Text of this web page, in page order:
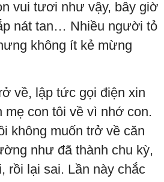
vui tươi như vậy, bây giờ
nát tan… Nhiều người tỏ
không ít kẻ mừng
về, lập tức gọi điện xin
mẹ con tôi về vì nhớ con.
không muốn trở về căn
như đã thành chu kỳ,
rồi lại sai. Lần này chắc